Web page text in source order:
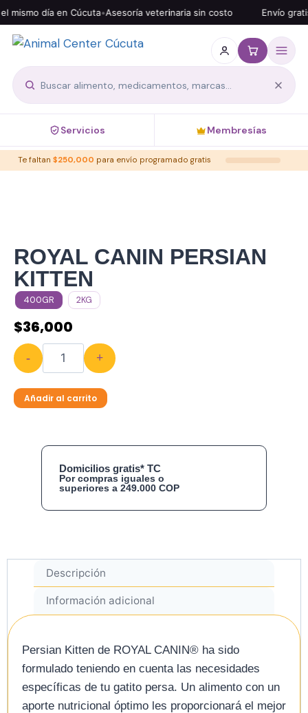
día en Cúcuta•Asesoría veterinaria sin costo Envío gratis
Servicios Membresías
Te faltan $250,000 para envío programado gratis
ROYAL CANIN PERSIAN
KITTEN
400GR 2KG
$36,000
- +
Añadir al carrito
Domicilios gratis* TC
Por compras iguales o
superiores a 249.000 COP
Descripción
Información adicional
Persian Kitten de ROYAL CANIN® ha sido
formulado teniendo en cuenta las necesidades
específicas de tu gatito persa. Un alimento con un
aporte nutricional óptimo les proporcionará el mejor